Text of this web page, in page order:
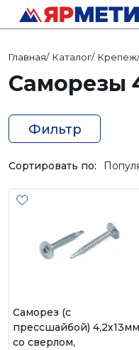
Главная/ Каталог/ Крепеж/
Саморезы
Фильтр
Сортировать по:
Саморез (с
прессшайбой) 4,2х13мм
со сверлом,